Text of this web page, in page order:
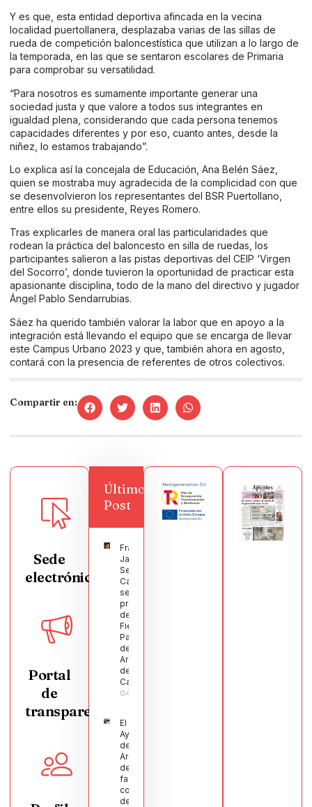
Y es que, esta entidad deportiva afincada en la vecina
localidad puertollanera, desplazaba varias de las sillas de
rueda de competición baloncestística que utilizan a lo largo de
la temporada, en las que se sentaron escolares de Primaria
para comprobar su versatilidad.
“Para nosotros es sumamente importante generar una
sociedad justa y que valore a todos sus integrantes en
igualdad plena, considerando que cada persona tenemos
capacidades diferentes y por eso, cuanto antes, desde la
niñez, lo estamos trabajando”.
Lo explica así la concejala de Educación, Ana Belén Sáez,
quien se mostraba muy agradecida de la complicidad con que
se desenvolvieron los representantes del BSR Puertollano,
entre ellos su presidente, Reyes Romero.
Tras explicarles de manera oral las particularidades que
rodean la práctica del baloncesto en silla de ruedas, los
participantes salieron a las pistas deportivas del CEIP ‘Virgen
del Socorro’, donde tuvieron la oportunidad de practicar esta
apasionante disciplina, todo de la mano del directivo y jugador
Ángel Pablo Sendarrubias.
Sáez ha querido también valorar la labor que en apoyo a la
integración está llevando el equipo que se encarga de llevar
este Campus Urbano 2023 y que, también ahora en agosto,
contará con la presencia de referentes de otros colectivos.
Compartir en:
Sede
electrónica
Portal
de
transparencia
Últimos
Post
Francisco
Javier
Segura
Castellanos
será el
pregonero
de las
Fiestas
Patronales
de
Argamasilla
de
Calatrava
04/08/2026
El
Ayuntamiento
de
Argamasilla
de Calatrava
facilita la
conciliación
de 200